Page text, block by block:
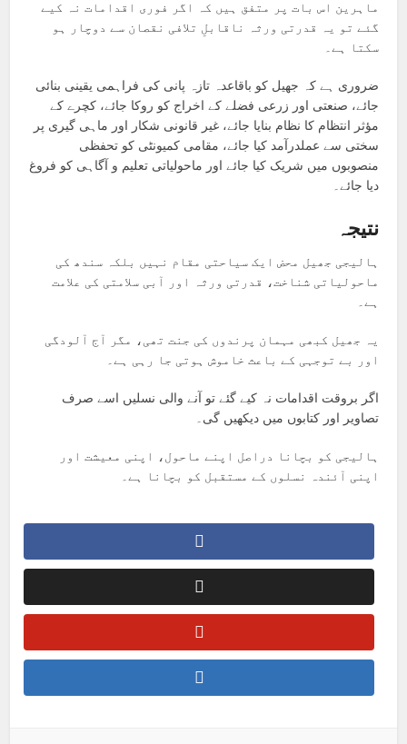
ماہرین اس بات پر متفق ہیں کہ اگر فوری اقدامات نہ کیے
گئے تو یہ قدرتی ورثہ ناقابلِ تلافی نقصان سے دوچار ہو
سکتا ہے۔
ضروری ہے کہ جھیل کو باقاعدہ تازہ پانی کی فراہمی یقینی بنائی
جائے، صنعتی اور زرعی فضلے کے اخراج کو روکا جائے، کچرے کے
مؤثر انتظام کا نظام بنایا جائے، غیر قانونی شکار اور ماہی گیری پر
سختی سے عملدرآمد کیا جائے، مقامی کمیونٹی کو تحفظی
منصوبوں میں شریک کیا جائے اور ماحولیاتی تعلیم و آگاہی کو فروغ
دیا جائے۔
نتیجہ
ہالیجی جھیل محض ایک سیاحتی مقام نہیں بلکہ سندھ کی
ماحولیاتی شناخت، قدرتی ورثہ اور آبی سلامتی کی علامت
ہے۔
یہ جھیل کبھی مہمان پرندوں کی جنت تھی، مگر آج آلودگی
اور بے توجہی کے باعث خاموش ہوتی جا رہی ہے۔
اگر بروقت اقدامات نہ کیے گئے تو آنے والی نسلیں اسے صرف
تصاویر اور کتابوں میں دیکھیں گی۔
ہالیجی کو بچانا دراصل اپنے ماحول، اپنی معیشت اور
اپنی آئندہ نسلوں کے مستقبل کو بچانا ہے۔